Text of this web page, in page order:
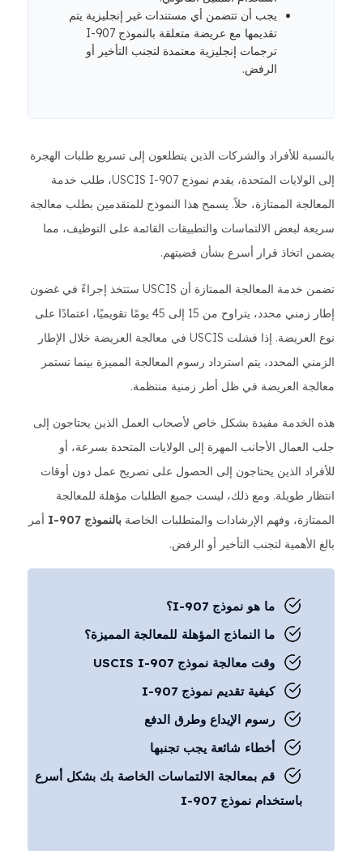
يجب أن تتضمن أي مستندات غير إنجليزية يتم
تقديمها مع عريضة متعلقة بالنموذج I-907
ترجمات إنجليزية معتمدة لتجنب التأخير أو
الرفض.
بالنسبة للأفراد والشركات الذين يتطلعون إلى تسريع طلبات الهجرة
إلى الولايات المتحدة، يقدم نموذج USCIS I-907، طلب خدمة
المعالجة الممتازة، حلاً. يسمح هذا النموذج للمتقدمين بطلب معالجة
سريعة لبعض الالتماسات والتطبيقات القائمة على التوظيف، مما
يضمن اتخاذ قرار أسرع بشأن قضيتهم.
تضمن خدمة المعالجة الممتازة أن USCIS ستتخذ إجراءً في غضون
إطار زمني محدد، يتراوح من 15 إلى 45 يومًا تقويميًا، اعتمادًا على
نوع العريضة. إذا فشلت USCIS في معالجة العريضة خلال الإطار
الزمني المحدد، يتم استرداد رسوم المعالجة المميزة بينما تستمر
معالجة العريضة في ظل أطر زمنية منتظمة.
هذه الخدمة مفيدة بشكل خاص لأصحاب العمل الذين يحتاجون إلى
جلب العمال الأجانب المهرة إلى الولايات المتحدة بسرعة، أو
للأفراد الذين يحتاجون إلى الحصول على تصريح عمل دون أوقات
انتظار طويلة. ومع ذلك، ليست جميع الطلبات مؤهلة للمعالجة
الممتازة، وفهم الإرشادات والمتطلبات الخاصة بالنموذج I-907
أمر
بالغ الأهمية لتجنب التأخير أو الرفض.
ما هو نموذج I-907؟
ما النماذج المؤهلة للمعالجة المميزة؟
وقت معالجة نموذج USCIS I-907
كيفية تقديم نموذج I-907
رسوم الإيداع وطرق الدفع
أخطاء شائعة يجب تجنبها
قم بمعالجة الالتماسات الخاصة بك بشكل أسرع
باستخدام نموذج I-907